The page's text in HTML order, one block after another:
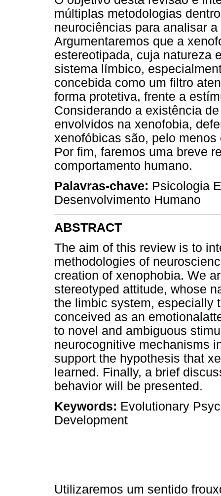
múltiplas metodologias
neurociências para analisar
Argumentaremos que a
estereotipada, cuja natureza
sistema límbico,
concebida como um filtro
forma protetiva, frente a
Considerando a existência
envolvidos na xenofobia,
xenofóbicas são, pelo
Por fim, faremos uma breve
comportamento humano.
Palavras-chave: Psicologia
Desenvolvimento Humano
ABSTRACT
The aim of this review is to
methodologies of
creation of xenophobia. We
stereotyped attitude, whose
the limbic system, especially
conceived as an
to novel and ambiguous
neurocognitive mechanisms
support the hypothesis that
learned. Finally, a brief
behavior will be presented.
Keywords: Evolutionary
Development
Utilizaremos um sentido